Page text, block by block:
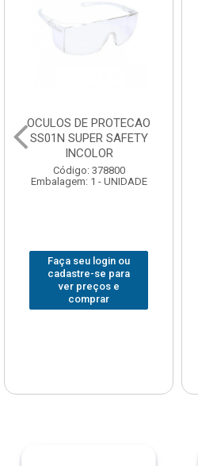
OCULOS DE PROTECAO
SS01N SUPER SAFETY
INCOLOR
Código: 378800
Embalagem: 1 - UNIDADE
Faça seu login ou
cadastre-se para
ver preços e
comprar